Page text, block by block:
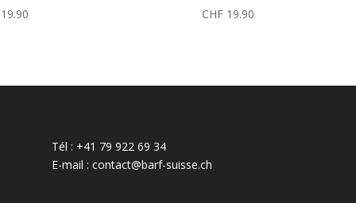
CHF19.90
Tél : +41 79 922 69 34
E-mail : contact@barf-suisse.ch